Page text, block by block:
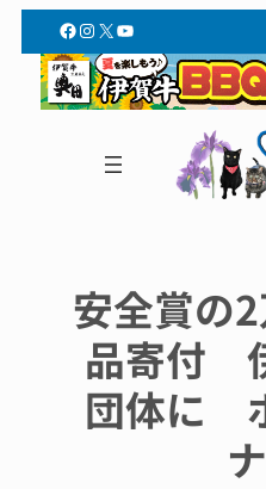
Facebook
Instagram
X YouTube
安全賞の
品寄付
団体に